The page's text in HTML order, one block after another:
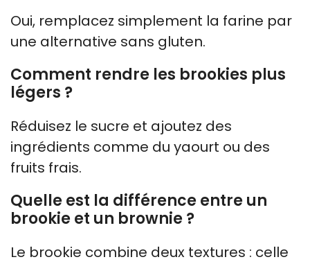
Oui, remplacez simplement la farine par
une alternative sans gluten.
Comment rendre les brookies plus
légers ?
Réduisez le sucre et ajoutez des
ingrédients comme du yaourt ou des
fruits frais.
Quelle est la différence entre un
brookie et un brownie ?
Le brookie combine deux textures : celle